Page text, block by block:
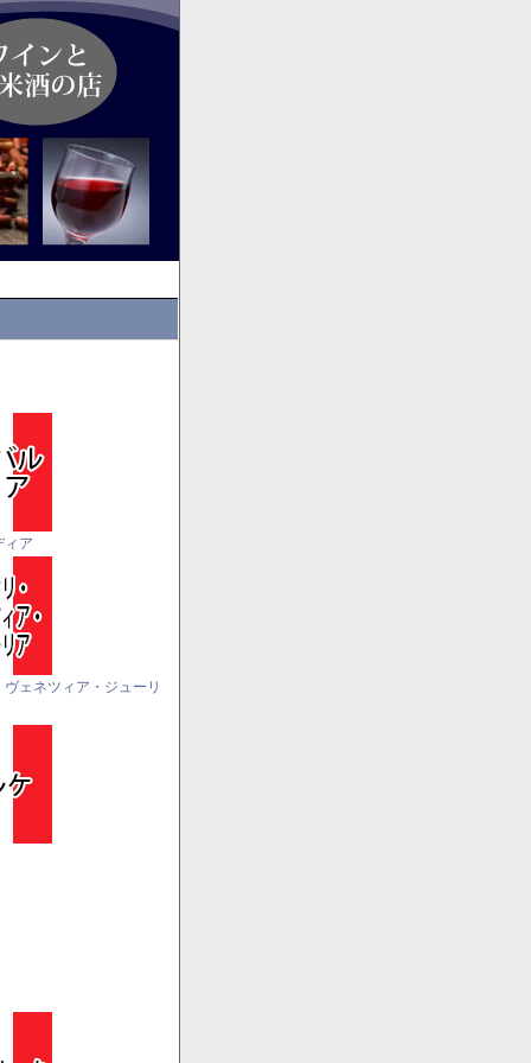
ィア
ヴェネツィア・ジューリ